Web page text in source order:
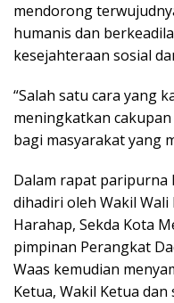
mendorong
humanis dan
kesejahteraan sosial
“Salah satu cara yang
meningkatkan
bagi masyarakat yang
Dalam rapat paripurna
dihadiri oleh Wakil Wali
Harahap, Sekda Kota
pimpinan Perangkat
Waas kemudian
Ketua, Wakil Ketua